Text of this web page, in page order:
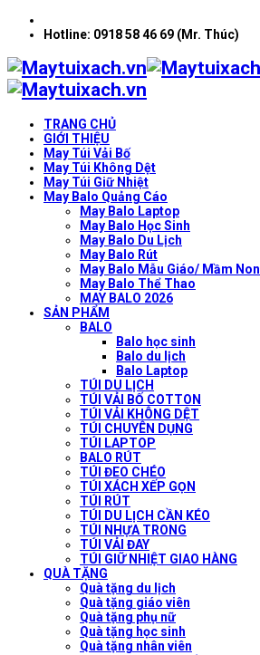
Hotline: 0918 58 46 69 (Mr. Thúc)
TRANG CHỦ
GIỚI THIỆU
May Túi Vải Bố
May Túi Không Dệt
May Túi Giữ Nhiệt
May Balo Quảng Cáo
May Balo Laptop
May Balo Học Sinh
May Balo Du Lịch
May Balo Rút
May Balo Mẫu Giáo/ Mầm Non
May Balo Thể Thao
MAY BALO 2026
SẢN PHẨM
BALO
Balo học sinh
Balo du lịch
Balo Laptop
TÚI DU LỊCH
TÚI VẢI BỐ COTTON
TÚI VẢI KHÔNG DỆT
TÚI CHUYÊN DỤNG
TÚI LAPTOP
BALO RÚT
TÚI ĐEO CHÉO
TÚI XÁCH XẾP GỌN
TÚI RÚT
TÚI DU LỊCH CẦN KÉO
TÚI NHỰA TRONG
TÚI VẢI ĐAY
TÚI GIỮ NHIỆT GIAO HÀNG
QUÀ TẶNG
Quà tặng du lịch
Quà tặng giáo viên
Quà tặng phụ nữ
Quà tặng học sinh
Quà tặng nhân viên